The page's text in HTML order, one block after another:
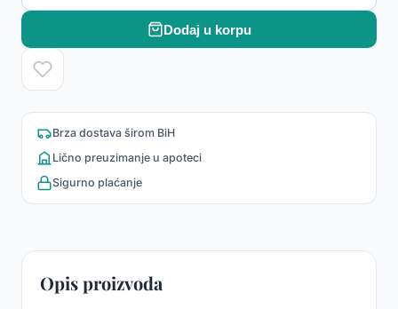
Dodaj u korpu
Brza dostava širom BiH
Lično preuzimanje u apoteci
Sigurno plaćanje
Opis proizvoda